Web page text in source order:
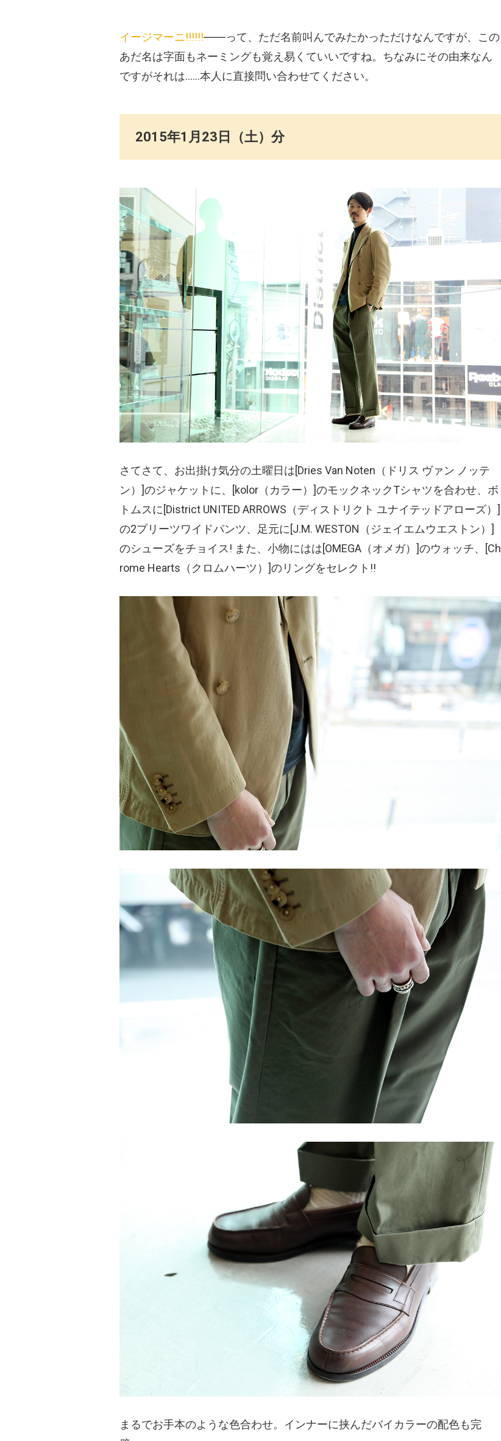
イージマーニ!!!!!!――って、ただ名前叫んでみたかっただけなんですが、この
あだ名は字面もネーミングも覚え易くていいですね。ちなみにその由来なん
ですがそれは……本人に直接問い合わせてください。
2015年1月23日（土）分
さてさて、お出掛け気分の土曜日は[Dries Van Noten （ドリス ヴァン ノッテ
ン） ]のジャケットに、[kolor （カラー） ]のモックネックTシャツを合わせ、ボ
トムスに[District UNITED ARROWS （ディストリクト ユナイテッドアローズ） ]
の2プリーツワイドパンツ、足元に[J.M. WESTON （ジェイエムウエストン） ]
のシューズをチョイス! また、小物にはは[OMEGA （オメガ） ]のウォッチ、[Ch
rome Hearts （クロムハーツ） ]のリングをセレクト!!
まるでお手本のような色合わせ。インナーに挟んだバイカラーの配色も完